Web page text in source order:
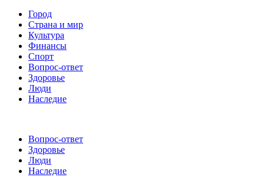
Город
Страна и мир
Культура
Финансы
Спорт
Вопрос-ответ
Здоровье
Люди
Наследие
Вопрос-ответ
Здоровье
Люди
Наследие